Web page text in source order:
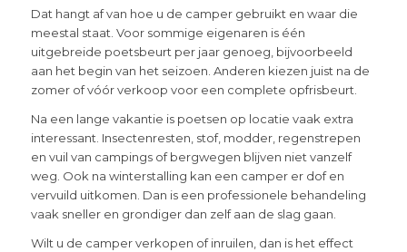
Dat hangt af van hoe u de camper gebruikt en waar die
meestal staat. Voor sommige eigenaren is één
uitgebreide poetsbeurt per jaar genoeg, bijvoorbeeld
aan het begin van het seizoen. Anderen kiezen juist na de
zomer of vóór verkoop voor een complete opfrisbeurt.
Na een lange vakantie is poetsen op locatie vaak extra
interessant. Insectenresten, stof, modder, regenstrepen
en vuil van campings of bergwegen blijven niet vanzelf
weg. Ook na winterstalling kan een camper er dof en
vervuild uitkomen. Dan is een professionele behandeling
vaak sneller en grondiger dan zelf aan de slag gaan.
Wilt u de camper verkopen of inruilen, dan is het effect